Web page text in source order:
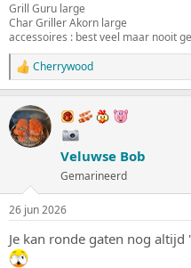
Grill Guru large
Char Griller Akorn large
accessoires : best veel maar nooit
W
a
r
d
e
e
:
Cherrywood
Veluwse Bob
Gemarineerd
26 jun 2026
Je kan ronde gaten nog